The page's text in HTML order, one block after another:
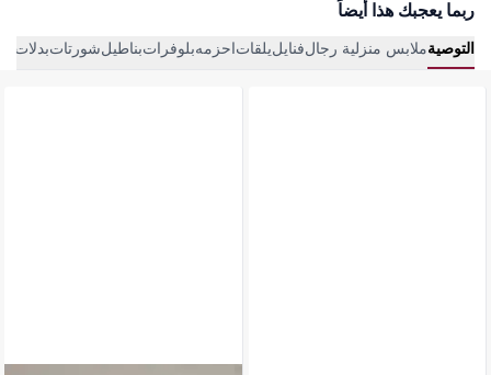
ربما يعجبك هذا أيضاً
التوصيةملابس منزلية رجالفنايليلقاتاحزمهبلوفراتبناطيلشورتاتبدلات